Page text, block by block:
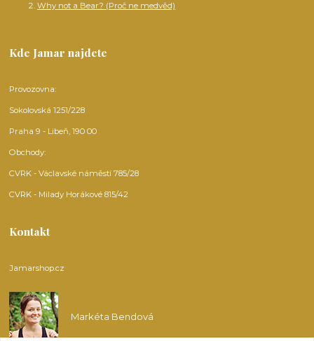
Why not a Bear? (Proč ne medvěd)
Kde Jamar najdete
Provozovna:
Sokolovská 1251/228
Praha 9 - Libeň, 190 00
Obchody:
CVRK - Václavské náměstí 785/28
CVRK - Milady Horákové 815/42
Kontakt
Jamarshop.cz
Markéta Bendová